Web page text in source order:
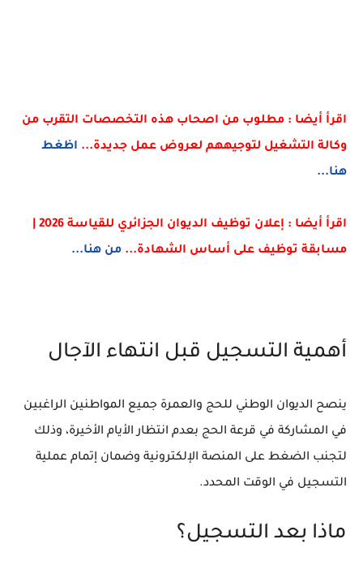
اقرأ أيضا : مطلوب من اصحاب هذه التخصصات التقرب من
وكالة التشغيل لتوجيههم لعروض عمل جديدة... اظغط
هنا...
اقرأ أيضا : إعلان توظيف الديوان الجزائري للقياسة 2026 |
مسابقة توظيف على أساس الشهادة... من هنا...
أهمية التسجيل قبل انتهاء الآجال
ينصح الديوان الوطني للحج والعمرة جميع المواطنين الراغبين
في المشاركة في قرعة الحج بعدم انتظار الأيام الأخيرة، وذلك
لتجنب الضغط على المنصة الإلكترونية وضمان إتمام عملية
التسجيل في الوقت المحدد.
ماذا بعد التسجيل؟